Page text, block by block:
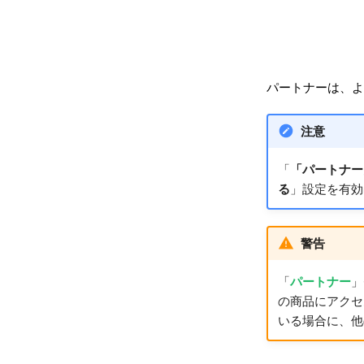
パートナーは、
注意
「 「パートナ
る 」設定を有
警告
「パートナー
の商品にアク
いる場合に、